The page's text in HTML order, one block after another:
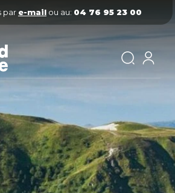
par e-mail ou au: 04 76 95 23 00